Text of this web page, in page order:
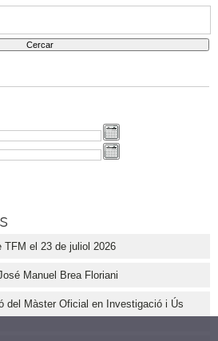
TFM el 23 de juliol 2026
Manuel Brea Floriani
del Màster Oficial en Investigació i Ús